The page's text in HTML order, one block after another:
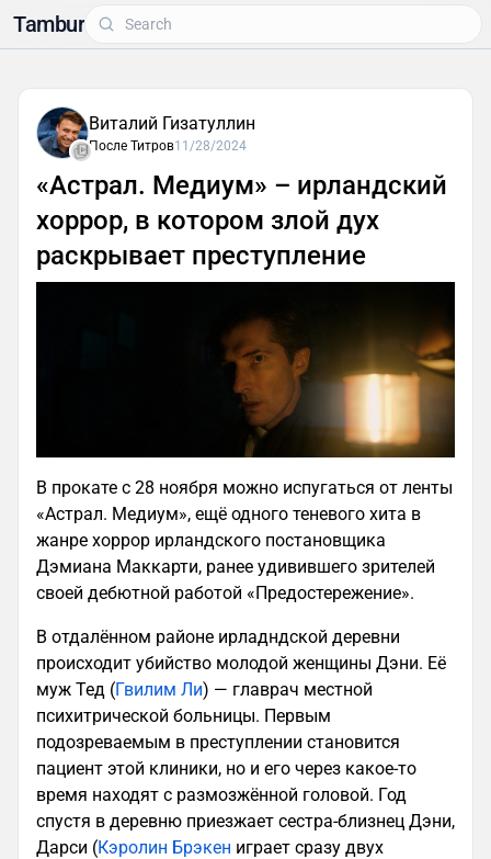
Tambur
Виталий Гизатуллин
После Титров11/28/2024
«Астрал. Медиум» – ирландский
хоррор, в котором злой дух
раскрывает преступление
В прокате с 28 ноября можно испугаться от ленты
«Астрал. Медиум», ещё одного теневого хита в
жанре хоррор ирландского постановщика
Дэмиана Маккарти, ранее удивившего зрителей
своей дебютной работой «Предостережение».
В отдалённом районе ирладндской деревни
происходит убийство молодой женщины Дэни. Её
муж Тед (Гвилим Ли) — главрач местной
психитрической больницы. Первым
подозреваемым в преступлении становится
пациент этой клиники, но и его через какое-то
время находят с размозжённой головой. Год
спустя в деревню приезжает сестра-близнец Дэни,
Дарси (Кэролин Брэкен играет сразу двух